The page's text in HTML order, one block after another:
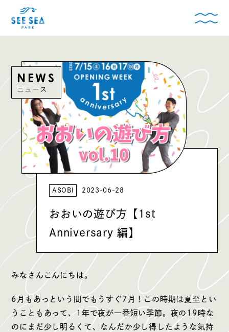
NEWS
ニュース
ASOBI 2023-06-28
おおいの遊び方【1st
Anniversary 編】
みなさんこんにちは。
6月もあっという間でもうすぐ7月！この時期は夏至とい
うこともあって、1年で夜が一番短い季節。夜の19時な
のにまだ少し明るくて、なんだか少し得したような気持